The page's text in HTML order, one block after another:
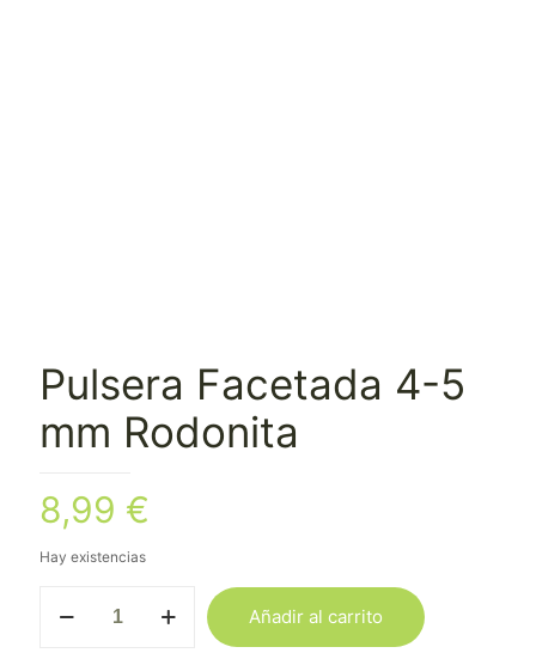
Pulsera Facetada 4-5
mm Rodonita
8,99 €
Hay existencias
Facetada
Añadir al carrito